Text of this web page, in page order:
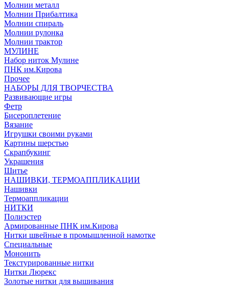
Молнии металл
Молнии Прибалтика
Молнии спираль
Молнии рулонка
Молнии трактор
МУЛИНЕ
Набор ниток Мулине
ПНК им.Кирова
Прочее
НАБОРЫ ДЛЯ ТВОРЧЕСТВА
Развивающие игры
Фетр
Бисероплетение
Вязание
Игрушки своими руками
Картины шерстью
Скрапбукинг
Украшения
Шитье
НАШИВКИ, ТЕРМОАППЛИКАЦИИ
Нашивки
Термоаппликации
НИТКИ
Полиэстер
Армированные ПНК им.Кирова
Нитки швейные в промышленной намотке
Специальные
Мононить
Текстурированные нитки
Нитки Люрекс
Золотые нитки для вышивания